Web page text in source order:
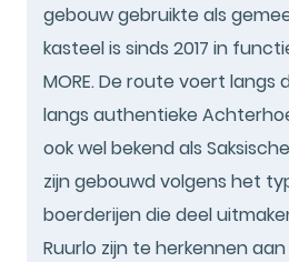
gebouw gebruikte als
kasteel is sinds 2017 in
MORE. De route voert langs
langs authentieke
ook wel bekend als
zijn gebouwd volgens het
boerderijen die deel
Ruurlo zijn te herkennen